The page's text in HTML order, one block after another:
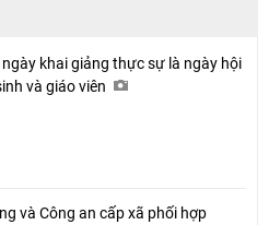
khai giảng thực sự là ngày hội
và giáo viên
và Công an cấp xã phối hợp